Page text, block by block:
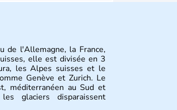
de l'Allemagne, la France,
elle est divisée en 3
les Alpes suisses et le
Genève et Zurich. Le
méditerranéen au Sud et
glaciers disparaissent